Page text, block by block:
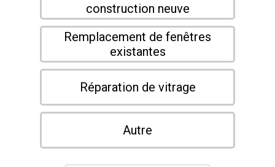
construction neuve
Remplacement de fenêtres
existantes
Réparation de vitrage
Autre